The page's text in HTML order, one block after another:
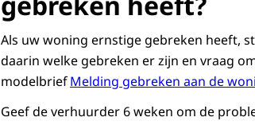
Alleen de rechter kan beslissen
dus geen uitspraak doen over
Categorie B: ernstige gebreken.
ernstige schimmel en houtrot
ernstige lekkage door regen
geen goede afvoer van rook
Als uw woning ernstige gebreken heeft,
daarin welke gebreken er zijn en vraag
modelbriefMelding gebreken aan de
Geef de verhuurder 6 weken om de